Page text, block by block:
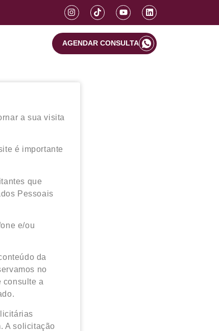
AGENDAR CONSULTA
a sua visita
é importante
que
Pessoais
e/ou
da
no
consulte a
A solicitação